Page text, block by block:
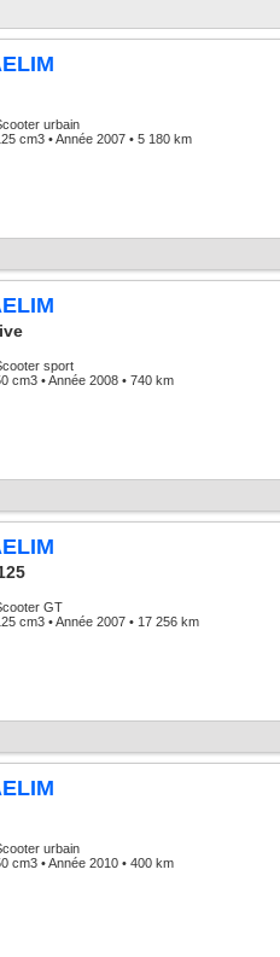
urbain
cm3 • Année 2007 • 5 180 km
sport
cm3 • Année 2008 • 740 km
GT
cm3 • Année 2007 • 17 256 km
urbain
cm3 • Année 2010 • 400 km